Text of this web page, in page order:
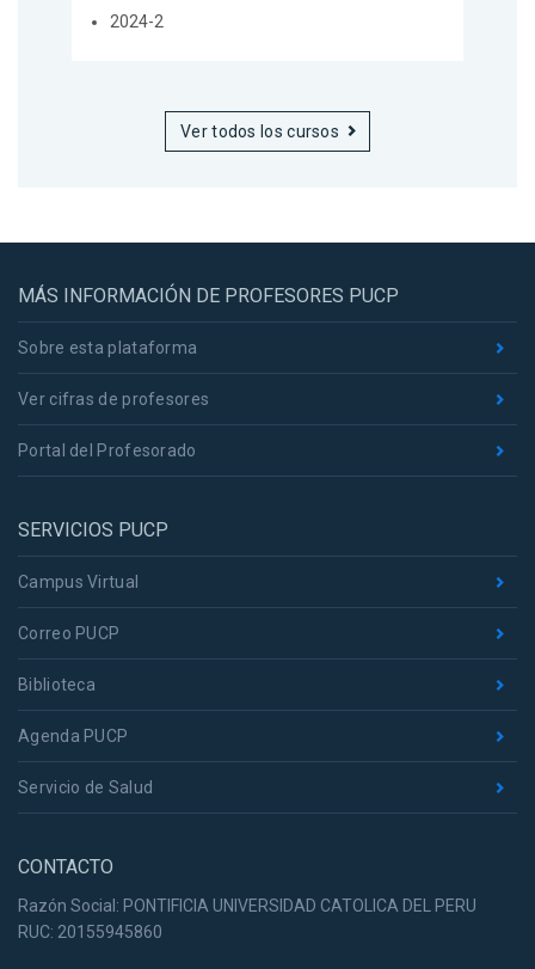
2024-2
Ver todos los cursos
MÁS INFORMACIÓN DE PROFESORES PUCP
Sobre esta plataforma
Ver cifras de profesores
Portal del Profesorado
SERVICIOS PUCP
Campus Virtual
Correo PUCP
Biblioteca
Agenda PUCP
Servicio de Salud
CONTACTO
Razón Social: PONTIFICIA UNIVERSIDAD CATOLICA DEL PERU
RUC: 20155945860